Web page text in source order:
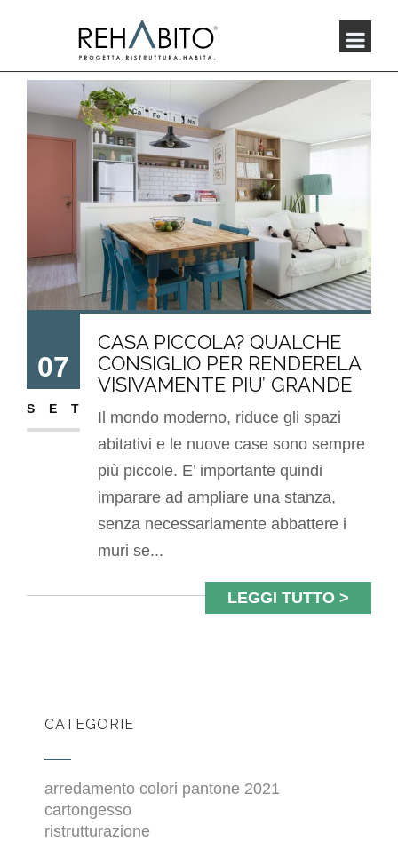
07
SET
CASA PICCOLA? QUALCHE
CONSIGLIO PER RENDERELA
VISIVAMENTE PIU’ GRANDE
Il mondo moderno, riduce gli spazi
abitativi e le nuove case sono sempre
più piccole. E’ importante quindi
imparare ad ampliare una stanza,
senza necessariamente abbattere i
muri se...
LEGGI TUTTO >
CATEGORIE
arredamento colori pantone 2021
cartongesso
ristrutturazione